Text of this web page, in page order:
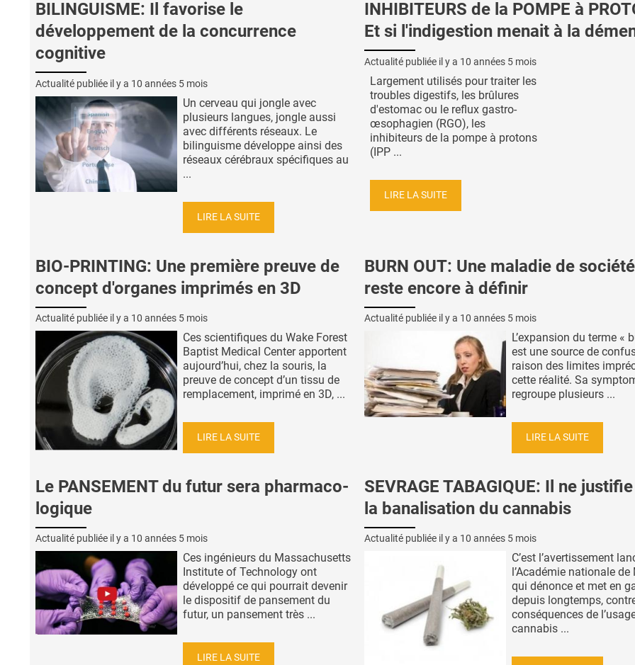
BILINGUISME: Il favorise le
développement de la concurrence
cognitive
Actualité publiée il y a 10 années 5 mois
Un cerveau qui jongle avec
plusieurs langues, jongle aussi
avec différents réseaux. Le
bilinguisme développe ainsi des
réseaux cérébraux spécifiques au
...
LIRE LA SUITE
INHIBITEURS de la POMPE à
Et si l'indigestion menait à la
Actualité publiée il y a 10 années 5 mois
Largement utilisés pour traiter les
troubles digestifs, les brûlures
d'estomac ou le reflux gastro-
œsophagien (RGO), les
inhibiteurs de la pompe à protons
(IPP ...
LIRE LA SUITE
BIO-PRINTING: Une première preuve de
concept d'organes imprimés en 3D
Actualité publiée il y a 10 années 5 mois
Ces scientifiques du Wake Forest
Baptist Medical Center apportent
aujourd’hui, chez la souris, la
preuve de concept d’un tissu de
remplacement, imprimé en 3D, ...
LIRE LA SUITE
BURN OUT: Une maladie de
reste encore à définir
Actualité publiée il y a 10 années 5 mois
L’expansion du terme «
est une source de
raison des limites
cette réalité. Sa
regroupe plusieurs ...
LIRE LA SUITE
Le PANSEMENT du futur sera pharmaco-
logique
Actualité publiée il y a 10 années 5 mois
Ces ingénieurs du Massachusetts
Institute of Technology ont
développé ce qui pourrait devenir
le dispositif de pansement du
futur, un pansement très ...
LIRE LA SUITE
SEVRAGE TABAGIQUE: Il ne
la banalisation du cannabis
Actualité publiée il y a 10 années 5 mois
C’est l’avertissement
l’Académie nationale de
qui dénonce et met en
depuis longtemps,
conséquences de
cannabis ...